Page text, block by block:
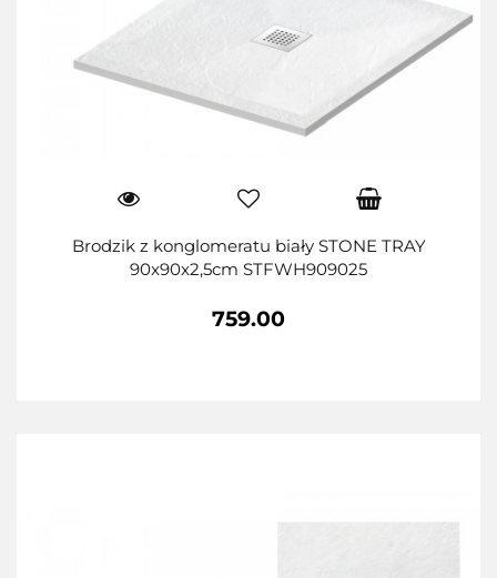
Brodzik z konglomeratu biały STONE TRAY
90x90x2,5cm STFWH909025
759.00